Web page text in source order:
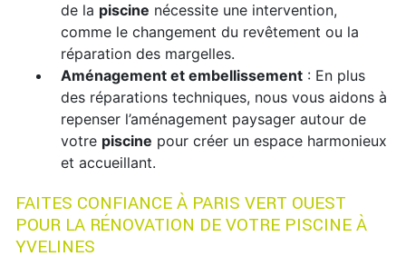
de la piscine nécessite une intervention,
comme le changement du revêtement ou la
réparation des margelles.
Aménagement et embellissement : En plus
des réparations techniques, nous vous aidons à
repenser l’aménagement paysager autour de
votre piscine pour créer un espace harmonieux
et accueillant.
FAITES CONFIANCE À PARIS VERT OUEST
POUR LA RÉNOVATION DE VOTRE PISCINE À
YVELINES